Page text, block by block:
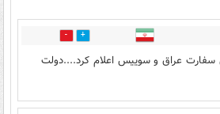
3
سفارت عراق و سوییس اعلام کرد....دولت